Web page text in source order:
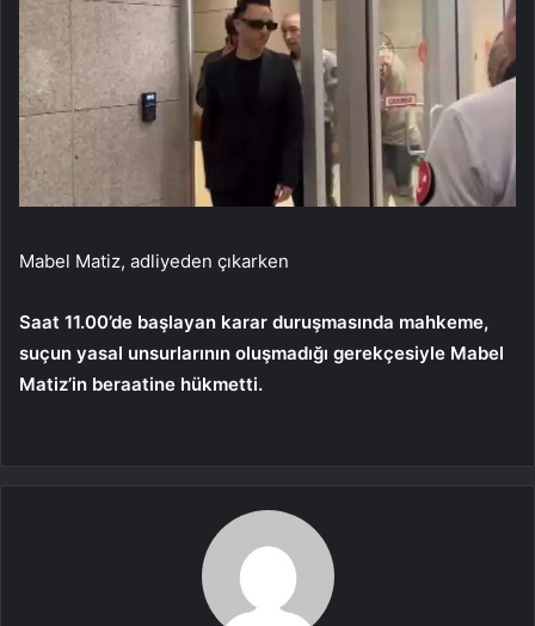
Mabel Matiz, adliyeden çıkarken
Saat 11.00’de başlayan karar duruşmasında mahkeme,
suçun yasal unsurlarının oluşmadığı gerekçesiyle Mabel
Matiz’in beraatine hükmetti.